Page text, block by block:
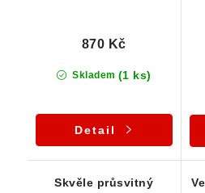
Skladem (1 ks)
870 Kč
Detail
Skvěle průsvitný